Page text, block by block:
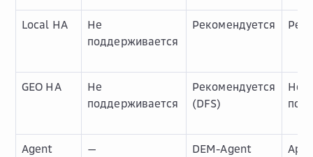
Local HA
Не
поддерживается
Рекомендуется
GEO HA
Не
поддерживается
Рекомендуется
(DFS)
Не
Agent — DEM-Agent